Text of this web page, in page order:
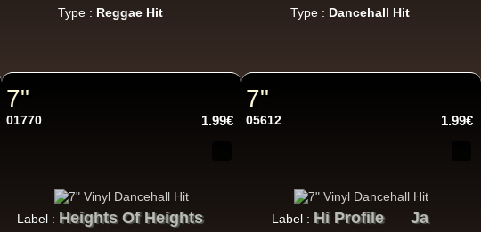
Handyman
Type : Reggae Hit
Type : Dancehall Hit
7"
01770 1.99€
Label : Heights Of Heights
7"
05612 1.99€
Label : Hi Profile Ja